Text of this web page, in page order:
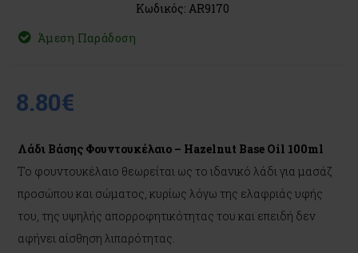
Κωδικός: AR9170
Άμεση Παράδοση
8.80€
Λάδι Βάσης Φουντουκέλαιο – Hazelnut Base Oil 100ml
Το φουντουκέλαιο θεωρείται ως το ιδανικό λάδι για μασάζ
προσώπου και σώματος, κυρίως λόγω της ελαφριάς υφής
του, της υψηλής απορροφητικότητας του και επειδή δεν
αφήνει αίσθηση λιπαρότητας.